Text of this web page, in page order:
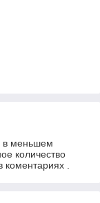
в меньшем
количество
.